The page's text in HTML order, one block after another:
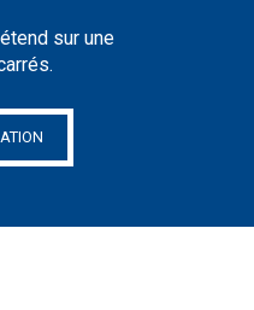
sur une